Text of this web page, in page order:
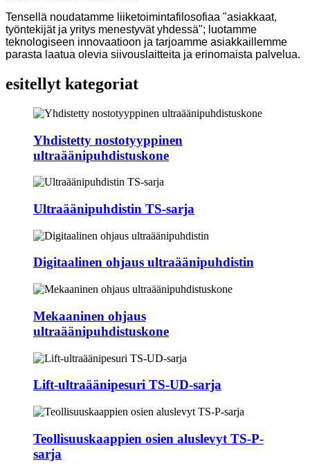
Tensellä noudatamme liiketoimintafilosofiaa "asiakkaat,
työntekijät ja yritys menestyvät yhdessä"; luotamme
teknologiseen innovaatioon ja tarjoamme asiakkaillemme
parasta laatua olevia siivouslaitteita ja erinomaista palvelua.
esitellyt kategoriat
Yhdistetty nostotyyppinen
ultraäänipuhdistuskone
Ultraäänipuhdistin TS-sarja
Digitaalinen ohjaus ultraäänipuhdistin
Mekaaninen ohjaus
ultraäänipuhdistuskone
Lift-ultraäänipesuri TS-UD-sarja
Teollisuuskaappien osien aluslevyt TS-P-
sarja